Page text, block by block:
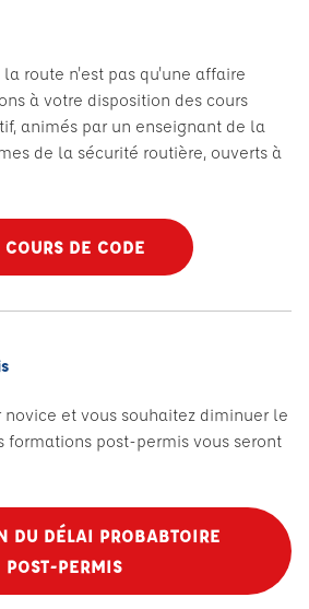
route n'est pas qu'une affaire
à votre disposition des cours
animés par un enseignant de la
de la sécurité routière, ouverts à
DE CODE
novice et vous souhaitez diminuer le
formations post-permis vous seront
DU DÉLAI PROBABTOIRE
POST-PERMIS